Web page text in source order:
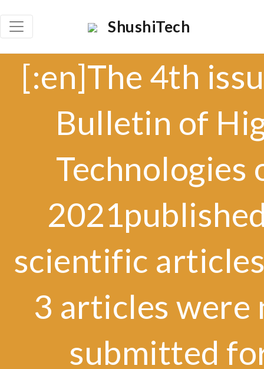
ShushiTech
[:en]The 4th
Bulletin of
Technologies
scientific
3 articles were
submitted